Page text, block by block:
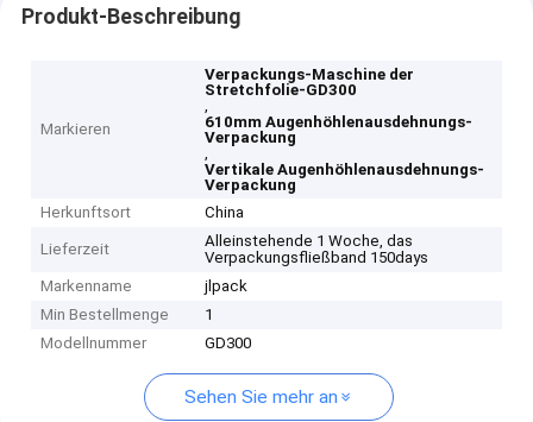
Produkt-Beschreibung
Markieren
Verpackungs-Maschine der
Stretchfolie-GD300
,
610mm Augenhöhlenausdehnungs-
Verpackung
,
Vertikale Augenhöhlenausdehnungs-
Verpackung
Herkunftsort
China
Lieferzeit
Alleinstehende 1 Woche, das
Verpackungsfließband 150days
Markenname
jlpack
Min Bestellmenge
1
Modellnummer
GD300
Sehen Sie mehr an